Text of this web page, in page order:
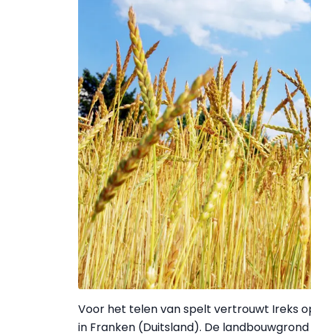
Voor het telen van spelt vertrouwt Ireks
in Franken (Duitsland). De